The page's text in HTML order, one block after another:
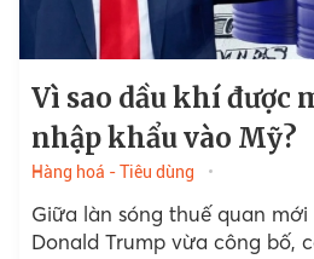
Vì sao dầu khí được
nhập khẩu vào Mỹ?
Hàng hoá - Tiêu dùng
Giữa làn sóng thuế quan
Donald Trump vừa công bố,